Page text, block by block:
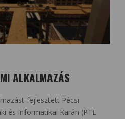
ALKALMAZÁS
fejlesztett Pécsi
és Informatikai Karán (PTE